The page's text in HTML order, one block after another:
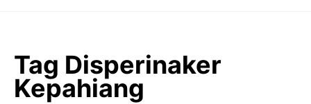
Tag Disperinaker
Kepahiang